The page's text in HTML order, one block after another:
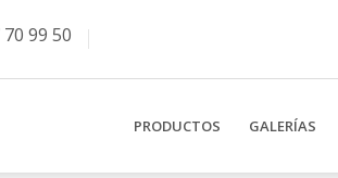
99 50
PRODUCTOS GALERÍAS